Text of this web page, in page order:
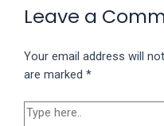
Leave a
Your email address will
are marked*
Type